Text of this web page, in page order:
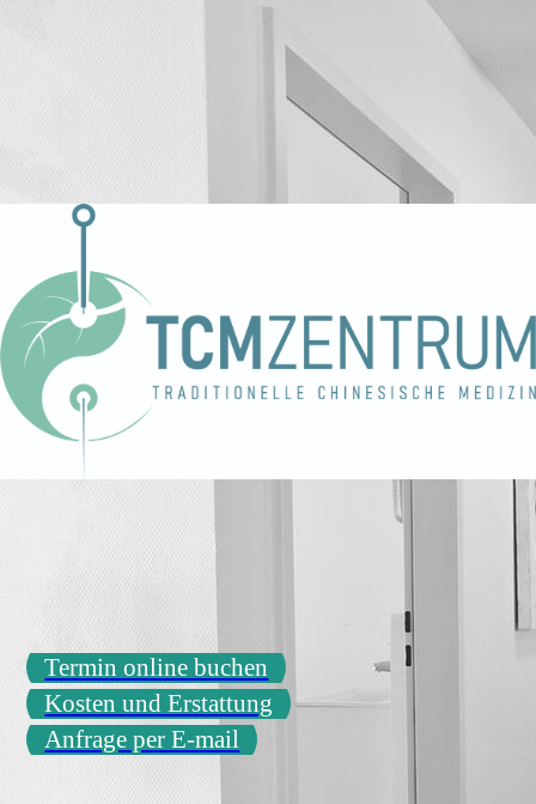
Termin online buchen
Kosten und Erstattung
Anfrage per E-mail